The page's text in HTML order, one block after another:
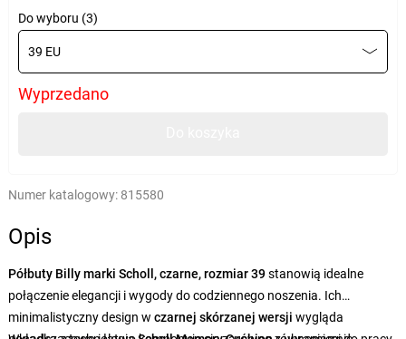
Do wyboru (3)
39 EU
Wyprzedano
Numer katalogowy: 815580
Opis
Półbuty Billy marki Scholl, czarne, rozmiar 39stanowią idealne
połączenie elegancji i wygody do codziennego noszenia. Ich
minimalistyczny design w czarnej skórzanej wersji wygląda